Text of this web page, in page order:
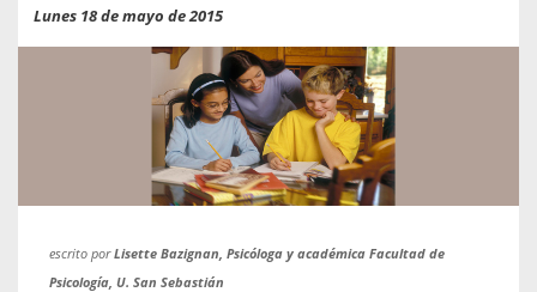
Lunes 18 de mayo de 2015
escrito porLisette Bazignan, Psicóloga y académica Facultad de
Psicología, U. San Sebastián